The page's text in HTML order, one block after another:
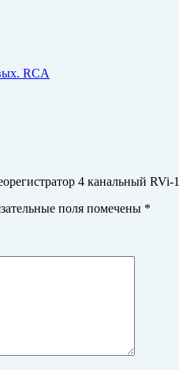
RCA
4 канальный
поля помечены *